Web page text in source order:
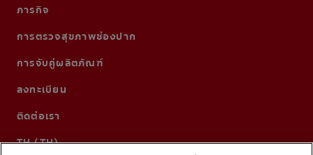
ภารกิจ
การตรวจสุขภาพช่องปาก
การจับคู่ผลิตภัณฑ์
ลงทะเบียน
ติดต่อเรา
TH (TH)